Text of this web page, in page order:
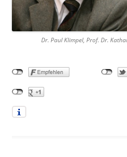
Dr. Paul Klimpel, Prof. Dr.